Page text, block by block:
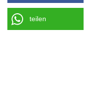
teilen